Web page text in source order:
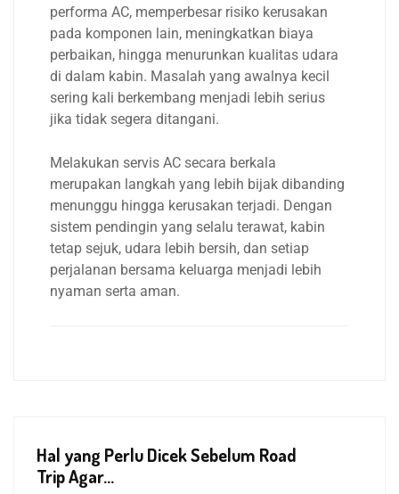
performa AC, memperbesar risiko kerusakan
pada komponen lain, meningkatkan biaya
perbaikan, hingga menurunkan kualitas udara
di dalam kabin. Masalah yang awalnya kecil
sering kali berkembang menjadi lebih serius
jika tidak segera ditangani.
Melakukan servis AC secara berkala
merupakan langkah yang lebih bijak dibanding
menunggu hingga kerusakan terjadi. Dengan
sistem pendingin yang selalu terawat, kabin
tetap sejuk, udara lebih bersih, dan setiap
perjalanan bersama keluarga menjadi lebih
nyaman serta aman.
Hal yang Perlu Dicek Sebelum Road
Trip Agar...